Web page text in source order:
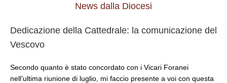
News dalla Diocesi
Dedicazione della Cattedrale: la comunicazione del
Vescovo
Secondo quanto è stato concordato con i Vicari Foranei
nell’ultima riunione di luglio, mi faccio presente a voi con questa